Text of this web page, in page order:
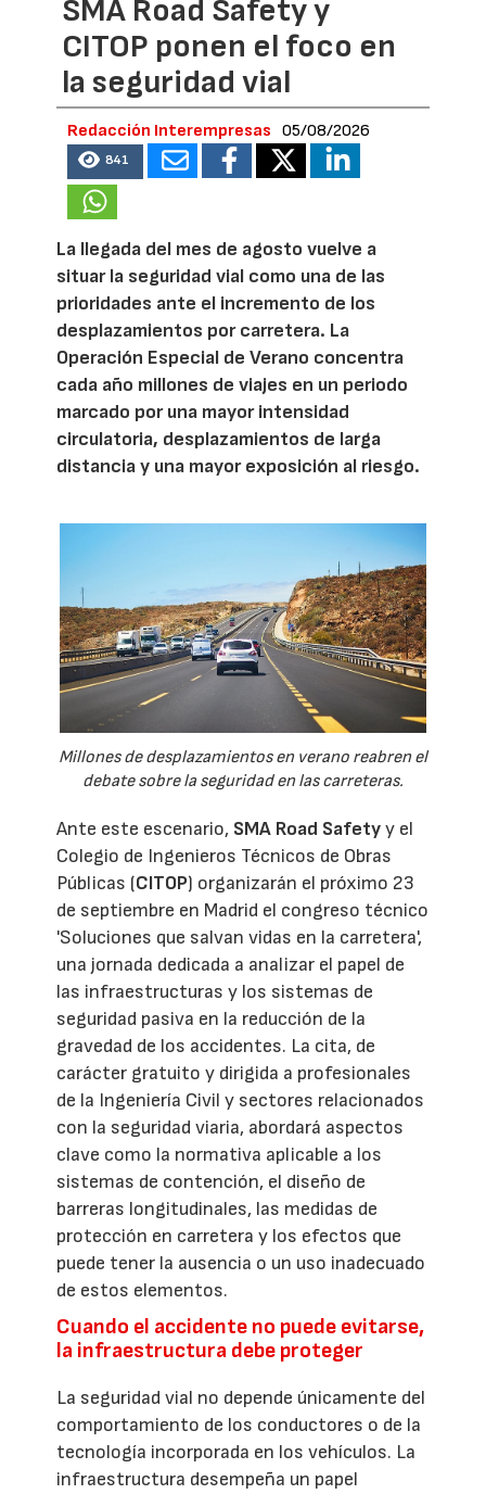
SMA Road Safety y
CITOP ponen el foco en
la seguridad vial
Redacción Interempresas 05/08/2026
841
La llegada del mes de agosto vuelve a
situar la seguridad vial como una de las
prioridades ante el incremento de los
desplazamientos por carretera. La
Operación Especial de Verano concentra
cada año millones de viajes en un periodo
marcado por una mayor intensidad
circulatoria, desplazamientos de larga
distancia y una mayor exposición al riesgo.
Millones de desplazamientos en verano reabren el
debate sobre la seguridad en las carreteras.
Ante este escenario, SMA Road Safetyy el
Colegio de Ingenieros Técnicos de Obras
Públicas (CITOP) organizarán el próximo 23
de septiembre en Madrid el congreso técnico
'Soluciones que salvan vidas en la carretera',
una jornada dedicada a analizar el papel de
las infraestructuras y los sistemas de
seguridad pasiva en la reducción de la
gravedad de los accidentes. La cita, de
carácter gratuito y dirigida a profesionales
de la Ingeniería Civil y sectores relacionados
con la seguridad viaria, abordará aspectos
clave como la normativa aplicable a los
sistemas de contención, el diseño de
barreras longitudinales, las medidas de
protección en carretera y los efectos que
puede tener la ausencia o un uso inadecuado
de estos elementos.
Cuando el accidente no puede evitarse,
la infraestructura debe proteger
La seguridad vial no depende únicamente del
comportamiento de los conductores o de la
tecnología incorporada en los vehículos. La
infraestructura desempeña un papel